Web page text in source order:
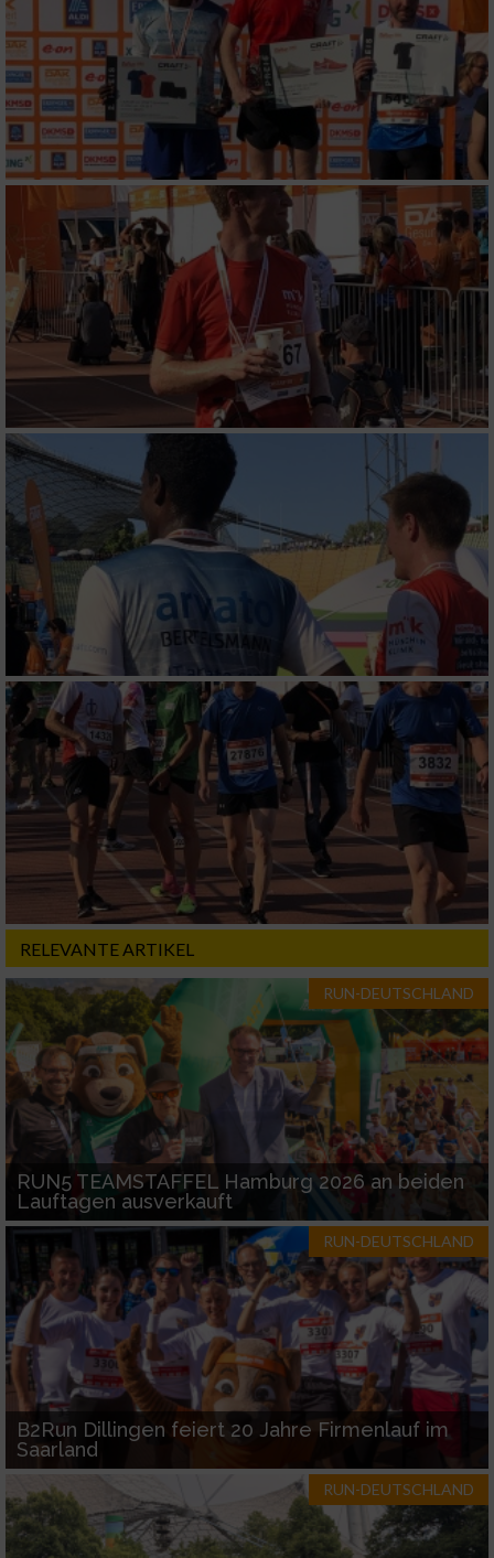
RELEVANTE ARTIKEL
RUN-DEUTSCHLAND
RUN5 TEAMSTAFFEL Hamburg 2026 an beiden
Lauftagen ausverkauft
RUN-DEUTSCHLAND
B2Run Dillingen feiert 20 Jahre Firmenlauf im
Saarland
RUN-DEUTSCHLAND
Performance
Funktional
Werbung